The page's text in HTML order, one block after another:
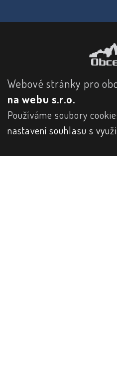
Webové stránky pro
na webu s.r.o.
Používáme soubory
nastavení souhlasu s